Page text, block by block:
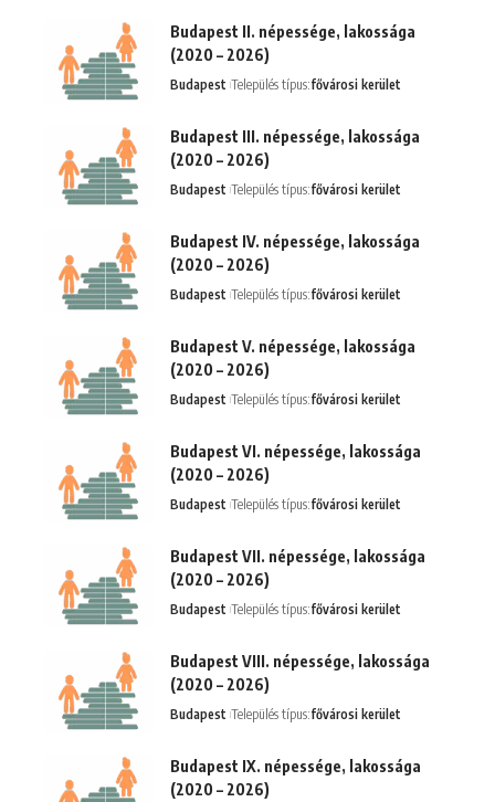
Budapest II. népessége, lakossága
(2020 – 2026)
Budapest Település típus:fővárosi kerület
Budapest III. népessége, lakossága
(2020 – 2026)
Budapest Település típus:fővárosi kerület
Budapest IV. népessége, lakossága
(2020 – 2026)
Budapest Település típus:fővárosi kerület
Budapest V. népessége, lakossága
(2020 – 2026)
Budapest Település típus:fővárosi kerület
Budapest VI. népessége, lakossága
(2020 – 2026)
Budapest Település típus:fővárosi kerület
Budapest VII. népessége, lakossága
(2020 – 2026)
Budapest Település típus:fővárosi kerület
Budapest VIII. népessége, lakossága
(2020 – 2026)
Budapest Település típus:fővárosi kerület
Budapest IX. népessége, lakossága
(2020 – 2026)